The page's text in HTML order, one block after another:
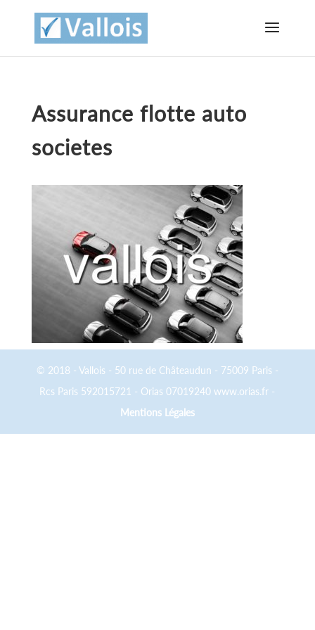
Assurance flotte auto
societes
© 2018 - Vallois - 50 rue de Châteaudun - 75009 Paris -
Rcs Paris 592015721 - Orias 07019240 www.orias.fr -
Mentions Légales